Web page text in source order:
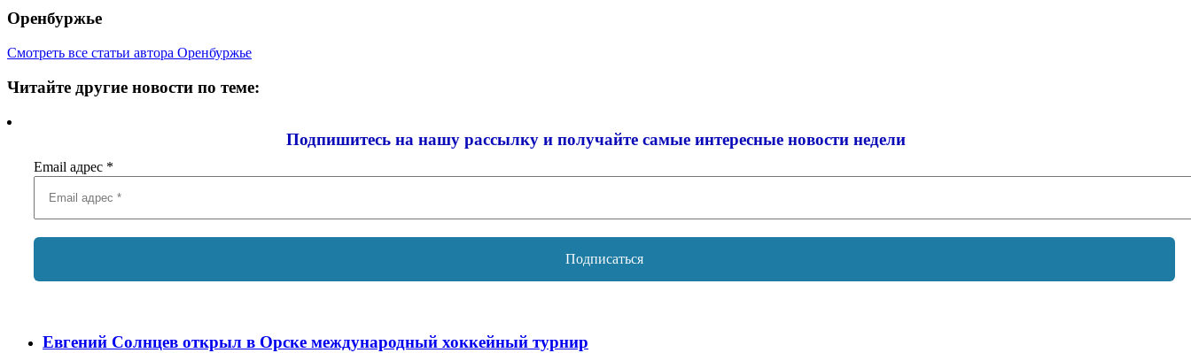
Оренбуржье
Смотреть все статьи автора Оренбуржье
Читайте другие новости по теме:
Подпишитесь на нашу рассылку и получайте самые интересные новости недели
Email адрес *
Евгений Солнцев открыл в Орске международный хоккейный турнир